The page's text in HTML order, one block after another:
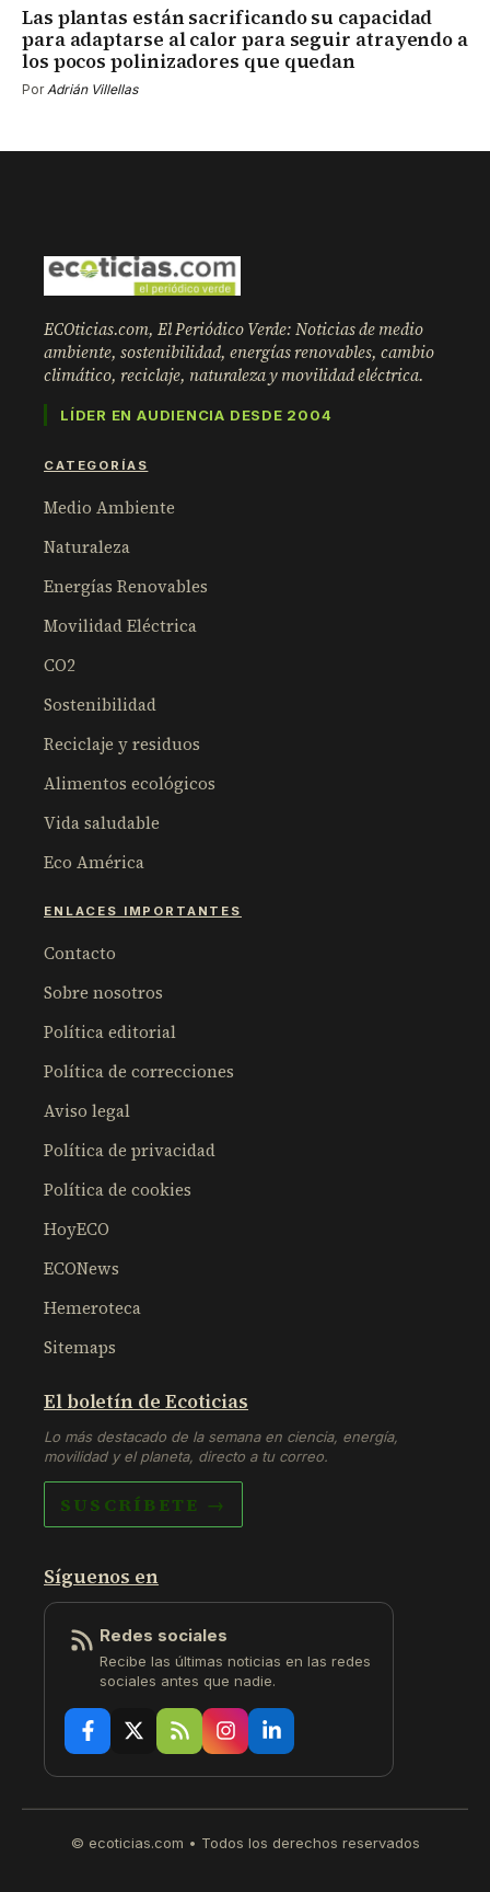
Las plantas están sacrificando su capacidad
para adaptarse al calor para seguir atrayendo a
los pocos polinizadores que quedan
Por Adrián Villellas
ECOticias.com, El Periódico Verde: Noticias de medio
ambiente, sostenibilidad, energías renovables, cambio
climático, reciclaje, naturaleza y movilidad eléctrica.
LÍDER EN AUDIENCIA DESDE 2004
CATEGORÍAS
Medio Ambiente
Naturaleza
Energías Renovables
Movilidad Eléctrica
CO2
Sostenibilidad
Reciclaje y residuos
Alimentos ecológicos
Vida saludable
Eco América
ENLACES IMPORTANTES
Contacto
Sobre nosotros
Política editorial
Política de correcciones
Aviso legal
Política de privacidad
Política de cookies
HoyECO
ECONews
Hemeroteca
Sitemaps
El boletín de Ecoticias
Lo más destacado de la semana en ciencia, energía,
movilidad y el planeta, directo a tu correo.
SUSCRÍBETE →
Síguenos en
Redes sociales
Recibe las últimas noticias en las redes
sociales antes que nadie.
© ecoticias.com • Todos los derechos reservados